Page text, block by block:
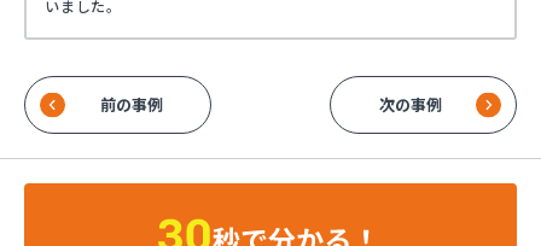
いました。
前の事例 次の事例